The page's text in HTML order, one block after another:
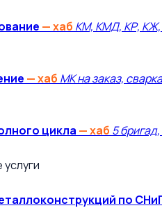
— хаб КМ, КМД, КР, КЖ,
— хаб МК на заказ,
цикла — хаб 5
по